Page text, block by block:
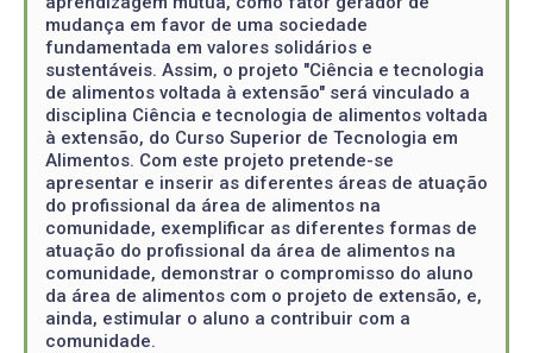
mudança em favor de uma sociedade
fundamentada em valores solidários e
sustentáveis. Assim, o projeto "Ciência e tecnologia
de alimentos voltada à extensão" será vinculado a
disciplina Ciência e tecnologia de alimentos voltada
à extensão, do Curso Superior de Tecnologia em
Alimentos. Com este projeto pretende-se
apresentar e inserir as diferentes áreas de atuação
do profissional da área de alimentos na
comunidade, exemplificar as diferentes formas de
atuação do profissional da área de alimentos na
comunidade, demonstrar o compromisso do aluno
da área de alimentos com o projeto de extensão, e,
ainda, estimular o aluno a contribuir com a
comunidade.